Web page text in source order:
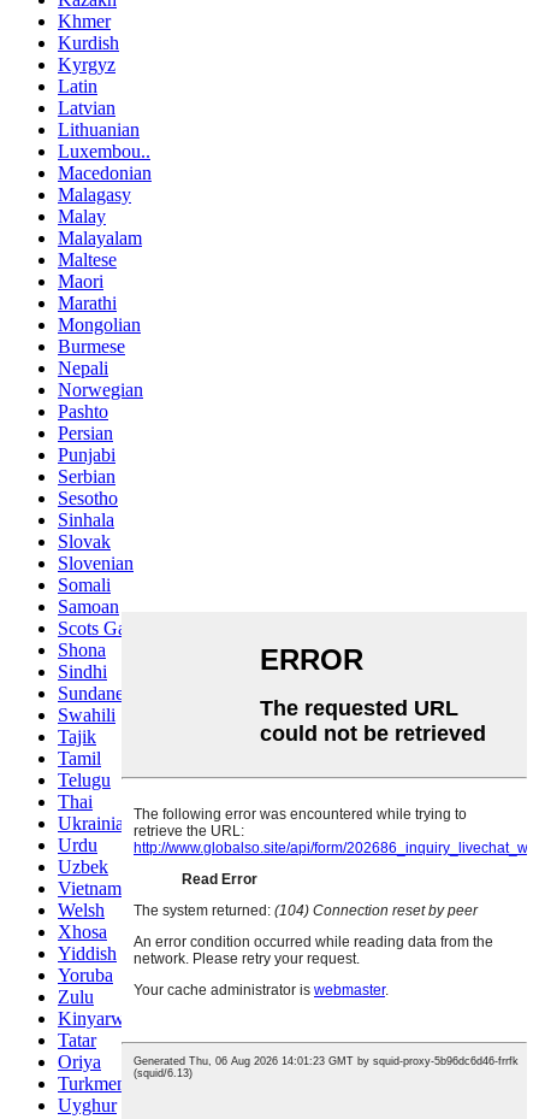
Khmer
Kurdish
Kyrgyz
Latin
Latvian
Lithuanian
Luxembou..
Macedonian
Malagasy
Malay
Malayalam
Maltese
Maori
Marathi
Mongolian
Burmese
Nepali
Norwegian
Pashto
Persian
Punjabi
Serbian
Sesotho
Sinhala
Slovak
Slovenian
Somali
Samoan
Scots Gaelic
Shona
Sindhi
Sundanese
Swahili
Tajik
Tamil
Telugu
Thai
Ukrainian
Urdu
Uzbek
Vietnamese
Welsh
Xhosa
Yiddish
Yoruba
Zulu
Kinyarwanda
Tatar
Oriya
Turkmen
Uyghur